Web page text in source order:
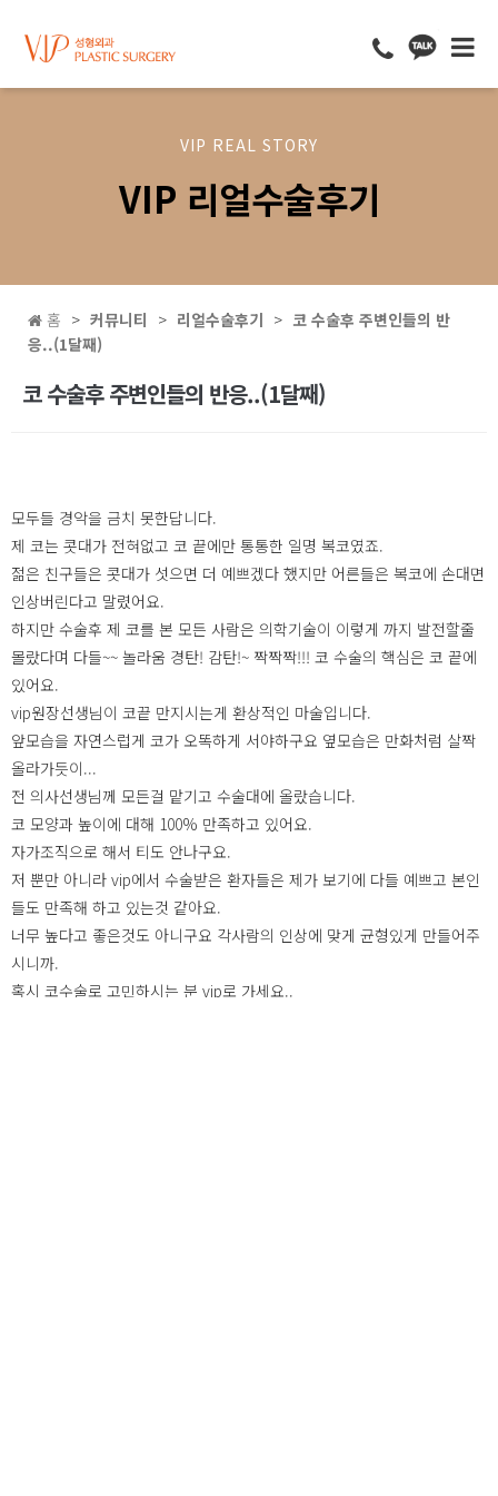
VIP REAL STORY
VIP 리얼수술후기
홈 커뮤니티 리얼수술후기
코 수술후 주변인들의 반
응..(1달째)
코 수술후 주변인들의 반응..(1달째)
모두들 경악을 금치 못한답니다.
제 코는 콧대가 전혀없고 코 끝에만 통통한 일명 복코였죠.
젊은 친구들은 콧대가 섯으면 더 예쁘겠다 했지만 어른들은 복코에 손대면
인상버린다고 말렸어요.
하지만 수술후 제 코를 본 모든 사람은 의학기술이 이렇게 까지 발전할줄
몰랐다며 다들~~ 놀라움 경탄! 감탄!~ 짝짝짝!!! 코 수술의 핵심은 코 끝에
있어요.
vip원장선생님이 코끝 만지시는게 환상적인 마술입니다.
앞모습을 자연스럽게 코가 오똑하게 서야하구요 옆모습은 만화처럼 살짝
올라가듯이...
전 의사선생님께 모든걸 맡기고 수술대에 올랐습니다.
코 모양과 높이에 대해 100% 만족하고 있어요.
자가조직으로 해서 티도 안나구요.
저 뿐만 아니라 vip에서 수술받은 환자들은 제가 보기에 다들 예쁘고 본인
들도 만족해 하고 있는것 같아요.
너무 높다고 좋은것도 아니구요 각사람의 인상에 맞게 균형있게 만들어주
시니까.
혹시 코수술로 고민하시는 분 vip로 가세요..